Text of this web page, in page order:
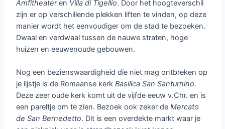
Amfitheateren Villa di Tigellio. Door het hoogteverschil
zijn er op verschillende plekken liften te vinden, op deze
manier wordt het eenvoudiger om de stad te bezoeken.
Dwaal en verdwaal tussen de nauwe straten, hoge
huizen en eeuwenoude gebouwen.
Nog een bezienswaardigheid die niet mag ontbreken op
je lijstje is de Romaanse kerkBasilica San Santurnino.
Deze zeer oude kerk komt uit de vijfde eeuw v.Chr. en is
een pareltje om te zien. Bezoek ook zeker deMercato
de San Bernedetto. Dit is een overdekte markt waar je